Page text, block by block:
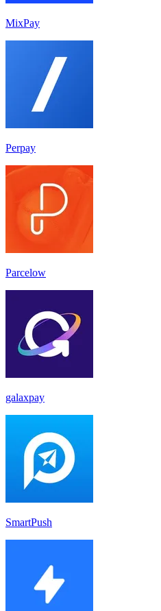
MixPay
Perpay
Parcelow
galaxpay
SmartPush